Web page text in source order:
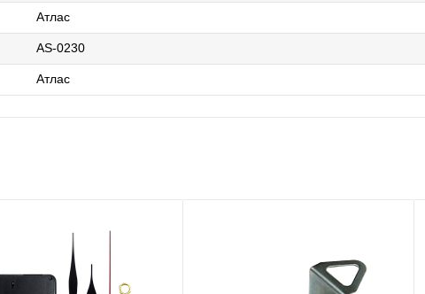
Атлас
AS-0230
Атлас